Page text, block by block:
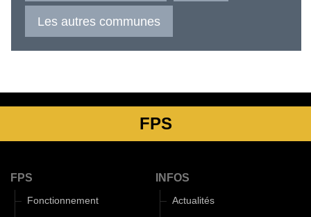
Les autres communes
FPS
FPS
Fonctionnement
INFOS
Actualités